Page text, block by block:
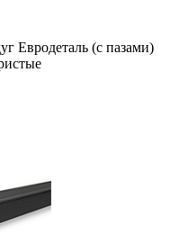
Евродеталь (с пазами)